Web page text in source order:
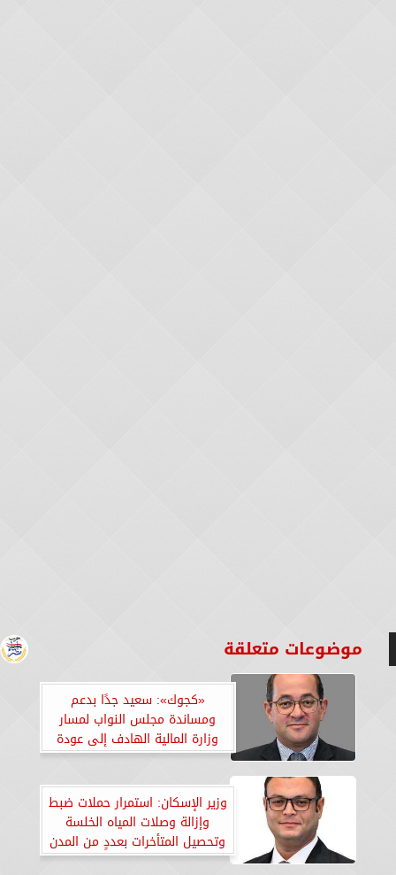
موضوعات متعلقة
«كجوك»: سعيد جدًا بدعم
ومساندة مجلس النواب لمسار
وزارة المالية الهادف إلى عودة
«الثقة والشراكة والمساندة»
المستثمرين
وزير الإسكان: استمرار حملات ضبط
وإزالة وصلات المياه الخلسة
وتحصيل المتأخرات بعددٍ من المدن